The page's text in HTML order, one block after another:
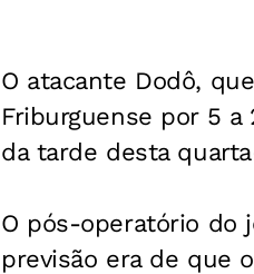
O atacante Dodô,
Friburguense por 5
da tarde desta
O pós-operatório do
previsão era de que